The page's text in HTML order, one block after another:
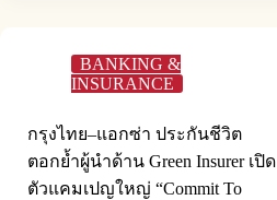
BANKING &
INSURANCE
กรุงไทย–แอกซ่า ประกันชีวิต
ตอกย้ำผู้นำด้าน Green Insurer เปิด
ตัวแคมเปญใหญ่ “Commit To